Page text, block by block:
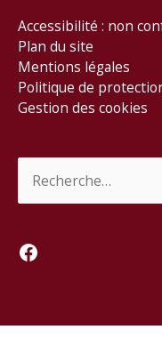
Accessibilité : non
Plan du site
Mentions légales
Politique de
Gestion des cookies
Facebook